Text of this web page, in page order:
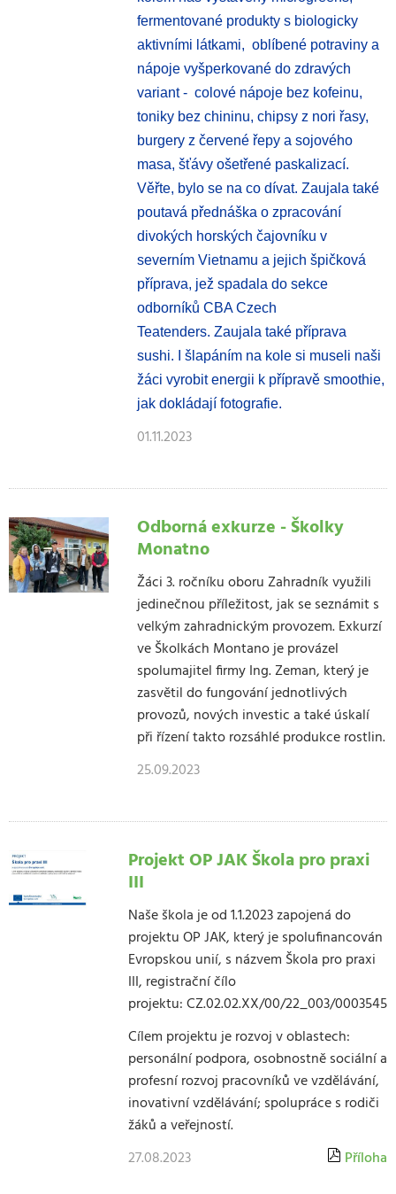
fermentované produkty s biologicky
aktivními látkami, oblíbené potraviny a
nápoje vyšperkované do zdravých
variant - colové nápoje bez kofeinu,
toniky bez chininu, chipsy z nori řasy,
burgery z červené řepy a sojového
masa, šťávy ošetřené paskalizací.
Věřte, bylo se na co dívat. Zaujala také
poutavá přednáška o zpracování
divokých horských čajovníku v
severním Vietnamu a jejich špičková
příprava, jež spadala do sekce
odborníků CBA Czech
Teatenders.Zaujala také příprava
sushi.
I šlapáním na kole si museli naši
žáci vyrobit energii k přípravě smoothie,
jak dokládají fotografie.
01.11.2023
Odborná exkurze - Školky
Monatno
Žáci 3. ročníku oboru Zahradník využili
jedinečnou příležitost, jak se seznámit s
velkým zahradnickým provozem. Exkurzí
ve Školkách Montano je provázel
spolumajitel firmy Ing. Zeman, který je
zasvětil do fungování jednotlivých
provozů, nových investic a také úskalí
při řízení takto rozsáhlé produkce rostlin.
25.09.2023
Projekt OP JAK Škola pro praxi
III
Naše škola je od 1.1.2023 zapojená do
projektu OP JAK, který je spolufinancován
Evropskou unií, s názvem Škola pro praxi
III, registrační čílo
projektu: CZ.02.02.XX/00/22_003/0003545
Cílem projektu je rozvoj v oblastech:
personální podpora, osobnostně sociální a
profesní rozvoj pracovníků ve vzdělávání,
inovativní vzdělávání; spolupráce s rodiči
žáků a veřejností.
27.08.2023
Příloha